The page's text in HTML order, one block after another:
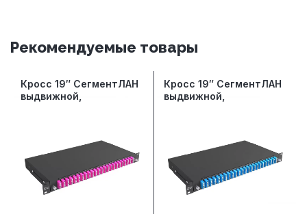
Рекомендуемые товары
Кросс 19″ СегментЛАН
выдвижной,
черный (сплошная
панель, сплайс-
кассета 3шт, пигтейлы,
КДЗС, адаптеры)
Кросс 19″ СегментЛАН
выдвижной,
(сплошная панель,
сплайс-кассета 3шт,
пигтейлы, КДЗС,
адаптеры)